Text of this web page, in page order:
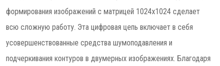
формирования изображений с матрицей 1024x1024 сделает
всю сложную работу. Эта цифровая цепь включает в себя
усовершенствованные средства шумоподавления и
подчеркивания контуров в двумерных изображениях. Благодаря